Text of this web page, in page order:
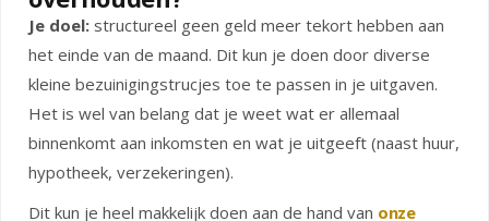
Je doel: structureel geen geld meer tekort hebben aan
het einde van de maand. Dit kun je doen door diverse
kleine bezuinigingstrucjes toe te passen in je uitgaven.
Het is wel van belang dat je weet wat er allemaal
binnenkomt aan inkomsten en wat je uitgeeft (naast huur,
hypotheek, verzekeringen).
Dit kun je heel makkelijk doen aan de hand van onze